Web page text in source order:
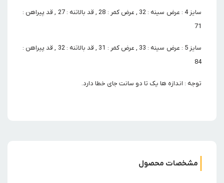
سایز 4 : عرض سینه : 32 , عرض کمر : 28 , قد بالاتنه : 27 , قد پیراهن :
71
سایز 5 : عرض سینه : 33 , عرض کمر : 31 , قد بالاتنه : 32 , قد پیراهن :
84
توجه : اندازه ها یک تا دو سانت جای خطا دارد.
مشخصات محصول